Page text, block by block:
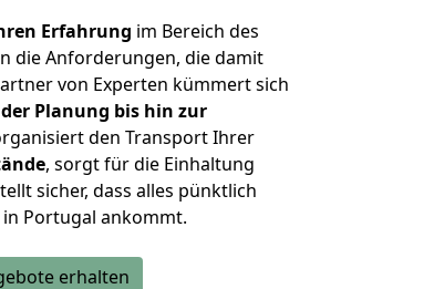
Erfahrung im Bereich des
die Anforderungen, die damit
von Experten kümmert sich
Planung bis hin zur
den Transport Ihrer
, sorgt für die Einhaltung
sicher, dass alles pünktlich
Portugal ankommt.
erhalten